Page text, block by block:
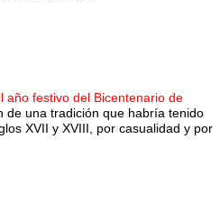
año festivo del Bicentenario de
de una tradición que habría tenido
XVII y XVIII, por casualidad y por